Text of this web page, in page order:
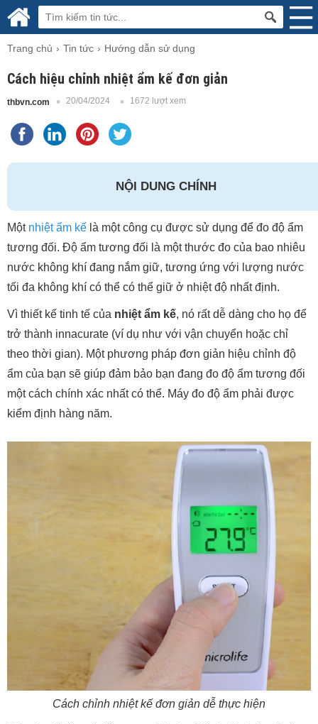
Trang chủ Tin tức Hướng dẫn sử dụng
Cách hiệu chỉnh nhiệt ẩm kế đơn giản
thbvn.com 20/04/2024 1672 lượt xem
NỘI DUNG CHÍNH
Một nhiệt ẩm kế là một công cụ được sử dụng để đo độ ẩm
tương đối. Độ ẩm tương đối là một thước đo của bao nhiêu
nước không khí đang nắm giữ, tương ứng với lượng nước
tối đa không khí có thể có thể giữ ở nhiệt độ nhất định.
Vì thiết kế tinh tế của nhiệt ẩm kế, nó rất dễ dàng cho họ để
trở thành innacurate (ví dụ như với vận chuyển hoặc chỉ
theo thời gian). Một phương pháp đơn giản hiệu chỉnh độ
ẩm của bạn sẽ giúp đảm bảo bạn đang đo độ ẩm tương đối
một cách chính xác nhất có thể. Máy đo độ ẩm phải được
kiểm định hàng năm.
Cách chỉnh nhiệt kế đơn giản dễ thực hiện